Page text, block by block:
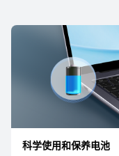
科学使用和保养电池